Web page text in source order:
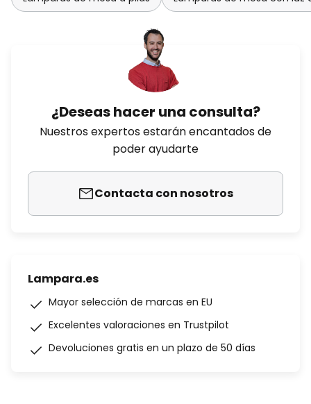
¿Deseas hacer una consulta?
Nuestros expertos estarán encantados de
poder ayudarte
Contacta con nosotros
Lampara.es
Mayor selección de marcas en EU
Excelentes valoraciones en Trustpilot
Devoluciones gratis en un plazo de 50 días